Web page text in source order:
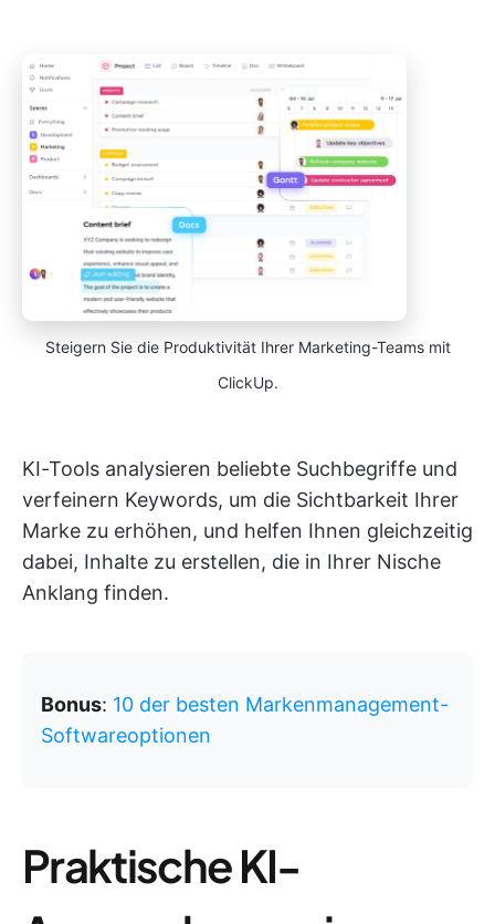
Steigern Sie die Produktivität Ihrer Marketing-Teams mit
ClickUp.
KI-Tools analysieren beliebte Suchbegriffe und
verfeinern Keywords, um die Sichtbarkeit Ihrer
Marke zu erhöhen, und helfen Ihnen gleichzeitig
dabei, Inhalte zu erstellen, die in Ihrer Nische
Anklang finden.
Bonus: 10 der besten Markenmanagement-
Softwareoptionen
Praktische KI-